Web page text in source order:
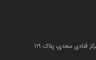
کرمانشاه خیابان سعدی ، جنب مرکز قنادی سعدی، پلاک 119